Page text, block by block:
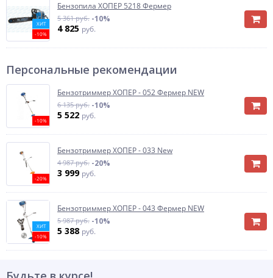
ХИТ
-10%
Бензопила ХОПЕР 5218 Фермер
5 361 руб. -10%
4 825 руб.
Персональные рекомендации
-10%
Бензотриммер ХОПЕР - 052 Фермер NEW
6 135 руб. -10%
5 522 руб.
-20%
Бензотриммер ХОПЕР - 033 New
4 987 руб. -20%
3 999 руб.
ХИТ
-10%
Бензотриммер ХОПЕР - 043 Фермер NEW
5 987 руб. -10%
5 388 руб.